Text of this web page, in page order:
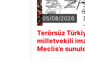
05/08/2026
Terörsüz
milletvekili
Meclis’e